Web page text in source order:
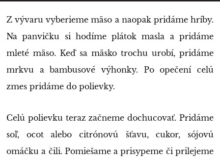
Z vývaru vyberieme mäso a naopak pridáme hríby.
Na panvičku si hodíme plátok masla a pridáme
mleté mäso. Keď sa mäsko trochu urobí, pridáme
mrkvu a bambusové výhonky. Po opečení celú
zmes pridáme do polievky.
Celú polievku teraz začneme dochucovať. Pridáme
soľ, ocot alebo citrónovú šťavu, cukor, sójovú
omáčku a čili. Pomiešame a prisypeme či prilejeme